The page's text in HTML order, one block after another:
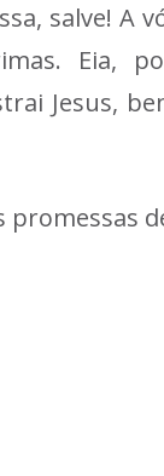
salve! A
Eia,
Jesus,
promessas